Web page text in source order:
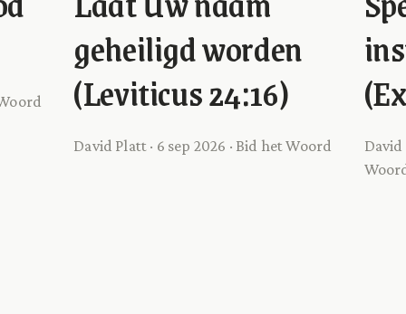
geheiligd worden
(Leviticus 24:16)
David Platt · 6 sep 2026 · Bid het Woord
David